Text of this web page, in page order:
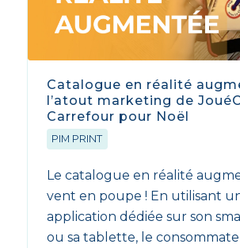
Catalogue en réalité
l’atout marketing de
Carrefour pour Noël
PIM PRINT
Le catalogue en réalité
vent en poupe ! En utilisant
application dédiée sur son
ou sa tablette, le